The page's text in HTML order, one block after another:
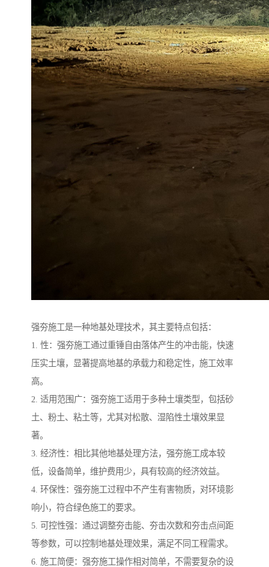
强夯施工是一种地基处理技术，其主要特点包括：
1. 性：强夯施工通过重锤自由落体产生的冲击能，快速
压实土壤，显著提高地基的承载力和稳定性，施工效率
高。
2. 适用范围广：强夯施工适用于多种土壤类型，包括砂
土、粉土、粘土等，尤其对松散、湿陷性土壤效果显
著。
3. 经济性：相比其他地基处理方法，强夯施工成本较
低，设备简单，维护费用少，具有较高的经济效益。
4. 环保性：强夯施工过程中不产生有害物质，对环境影
响小，符合绿色施工的要求。
5. 可控性强：通过调整夯击能、夯击次数和夯击点间距
等参数，可以控制地基处理效果，满足不同工程需求。
6. 施工简便：强夯施工操作相对简单，不需要复杂的设